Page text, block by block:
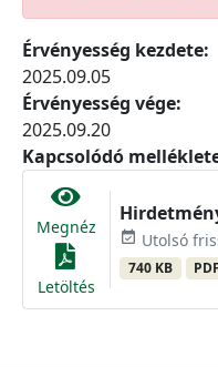
Érvényesség kezdete:
2025.09.05
Érvényesség vége:
2025.09.20
Kapcsolódó
Megnéz
Letöltés
event_available Utolsó
740 KB